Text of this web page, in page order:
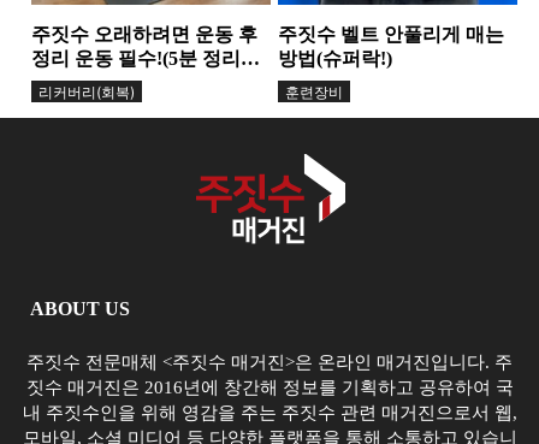
주짓수 오래하려면 운동 후
정리 운동 필수!(5분 정리운
동)
리커버리(회복)
주짓수 벨트 안풀리게 매는
방법(슈퍼락!)
훈련장비
ABOUT US
주짓수 전문매체 <주짓수 매거진>은 온라인 매거진입니다. 주
짓수 매거진은 2016년에 창간해 정보를 기획하고 공유하여 국
내 주짓수인을 위해 영감을 주는 주짓수 관련 매거진으로서 웹,
모바일, 소셜 미디어 등 다양한 플랫폼을 통해 소통하고 있습니